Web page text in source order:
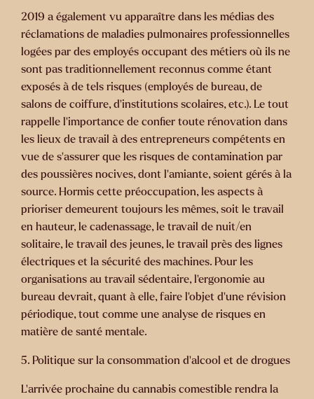
2019 a également vu apparaître dans les médias des
réclamations de maladies pulmonaires professionnelles
logées par des employés occupant des métiers où ils ne
sont pas traditionnellement reconnus comme étant
exposés à de tels risques (employés de bureau, de
salons de coiffure, d’institutions scolaires, etc.). Le tout
rappelle l’importance de confier toute rénovation dans
les lieux de travail à des entrepreneurs compétents en
vue de s’assurer que les risques de contamination par
des poussières nocives, dont l’amiante, soient gérés à la
source. Hormis cette préoccupation, les aspects à
prioriser demeurent toujours les mêmes, soit le travail
en hauteur, le cadenassage, le travail de nuit/en
solitaire, le travail des jeunes, le travail près des lignes
électriques et la sécurité des machines. Pour les
organisations au travail sédentaire, l’ergonomie au
bureau devrait, quant à elle, faire l’objet d’une révision
périodique, tout comme une analyse de risques en
matière de santé mentale.
5. Politique sur la consommation d’alcool et de drogues
L’arrivée prochaine du cannabis comestible rendra la